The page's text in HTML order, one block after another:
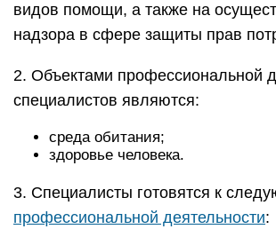
видов помощи, а также на
надзора в сфере защиты прав
2. Объектами профессиональной
специалистов являются:
среда обитания;
здоровье человека.
3. Специалисты готовятся к
профессиональной деятельности: